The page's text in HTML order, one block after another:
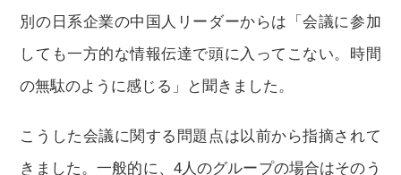
別の日系企業の中国人リーダーからは「会議に参加
しても一方的な情報伝達で頭に入ってこない。時間
の無駄のように感じる」と聞きました。
こうした会議に関する問題点は以前から指摘されて
きました。一般的に、4人のグループの場合はそのう